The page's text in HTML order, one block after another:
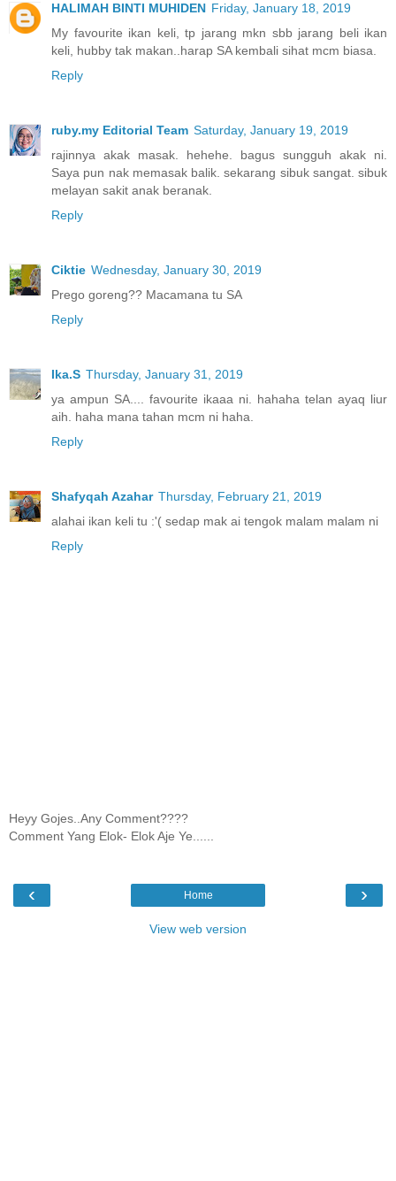
HALIMAH BINTI MUHIDEN Friday, January 18, 2019
My favourite ikan keli, tp jarang mkn sbb jarang beli ikan
keli, hubby tak makan..harap SA kembali sihat mcm biasa.
Reply
ruby.my Editorial Team Saturday, January 19, 2019
rajinnya akak masak. hehehe. bagus sungguh akak ni.
Saya pun nak memasak balik. sekarang sibuk sangat. sibuk
melayan sakit anak beranak.
Reply
Ciktie Wednesday, January 30, 2019
Prego goreng?? Macamana tu SA
Reply
Ika.S Thursday, January 31, 2019
ya ampun SA.... favourite ikaaa ni. hahaha telan ayaq liur
aih. haha mana tahan mcm ni haha.
Reply
Shafyqah Azahar Thursday, February 21, 2019
alahai ikan keli tu :'( sedap mak ai tengok malam malam ni
Reply
Heyy Gojes..Any Comment????
Comment Yang Elok- Elok Aje Ye......
‹ ›
Home
View web version